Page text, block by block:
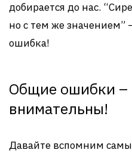
добирается до нас.
но с тем же значением”
ошибка!
Общие ошибки –
внимательны!
Давайте вспомним